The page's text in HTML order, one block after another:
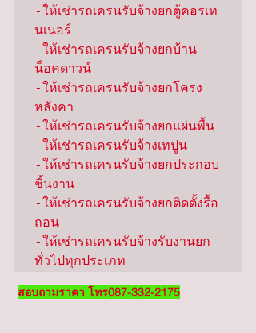
-ให้เช่ารถเครนรับจ้างยกตู้คอรเท
นเนอร์
-ให้เช่ารถเครนรับจ้างยกบ้าน
น็อคดาวน์
-ให้เช่ารถเครนรับจ้างยกโครง
หลังคา
-ให้เช่ารถเครนรับจ้างยกแผ่นพื้น
-ให้เช่ารถเครนรับจ้างเทปูน
-ให้เช่ารถเครนรับจ้างยกประกอบ
ชิ้นงาน
-ให้เช่ารถเครนรับจ้างยกติดตั้งรื้อ
ถอน
-ให้เช่ารถเครนรับจ้างรับงานยก
ทั่วไปทุกประเภท
สอบถามราคา โทร087-332-2175